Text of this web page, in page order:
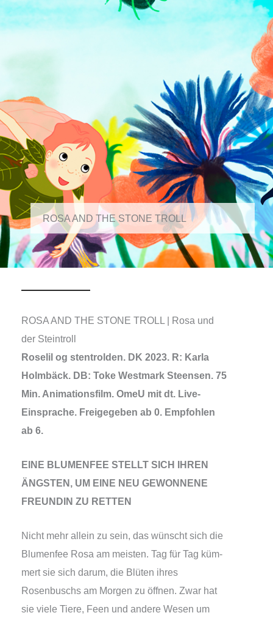
ROSA AND THE STONE TROLL
ROSA AND THE STONE TROLL | Rosa und
der Steintroll
Roselil og sten­trol­den. DK 2023. R: Karla
Holmbäck. DB: Toke Westmark Steensen. 75
Min. Animationsfilm. OmeU mit dt. Live-
Einsprache. Freigegeben ab 0. Empfohlen
ab 6.
EINE BLUMENFEE STELLT SICH IHREN
ÄNGSTEN, UM EINE NEU GEWONNENE
FREUNDIN ZU RETTEN
Nicht mehr allein zu sein, das wünscht sich die
Blumenfee Rosa am meis­ten. Tag für Tag küm­
mert sie sich dar­um, die Blüten ihres
Rosenbuschs am Morgen zu öff­nen. Zwar hat
sie vie­le Tiere, Feen und ande­re Wesen um